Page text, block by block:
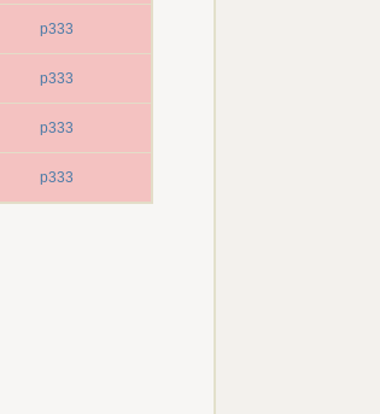
p333
p333
p333
p333